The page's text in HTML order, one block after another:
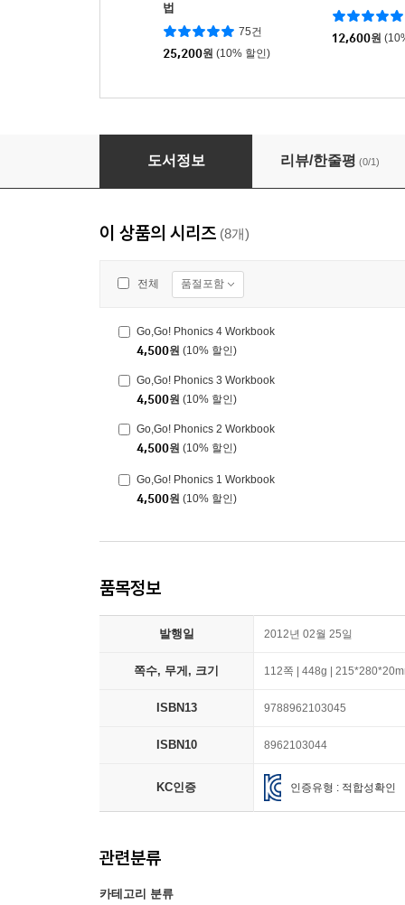
법
75건
25,200원 (10% 할인)
12,600원
Go,Go! Phonics 3 Student Book
도서정보 리뷰/한줄평 (0/1)
이 상품의 시리즈 (8개)
전체 품절포함
Go,Go! Phonics 4 Workbook
4,500원 (10% 할인)
Go,Go! Phonics 3 Workbook
4,500원 (10% 할인)
Go,Go! Phonics 2 Workbook
4,500원 (10% 할인)
Go,Go! Phonics 1 Workbook
4,500원 (10% 할인)
품목정보
발행일 2012년 02월 25일
쪽수, 무게, 크기 112쪽 | 448g |
ISBN13 9788962103045
ISBN10 8962103044
KC인증 인증유형 : 적합성확인
관련분류
카테고리 분류